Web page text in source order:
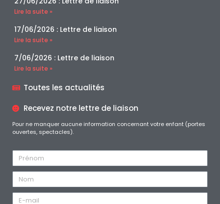
Lire la suite »
17/06/2026 : Lettre de liaison
Lire la suite »
7/06/2026 : Lettre de liaison
Lire la suite »
Toutes les actualités
Recevez notre lettre de liaison
Pour ne manquer aucune information concernant votre enfant (portes
ouvertes, spectacles).